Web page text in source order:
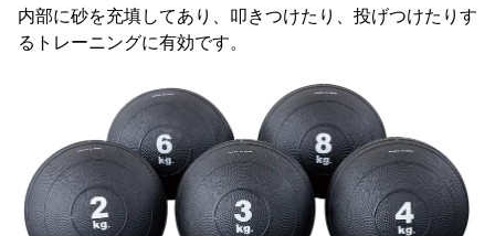
内部に砂を充填してあり、叩きつけたり、投げつけたりす
るトレーニングに有効です。